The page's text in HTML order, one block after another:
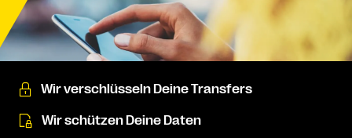
Wir verschlüsseln Deine Transfers
Wir schützen Deine Daten